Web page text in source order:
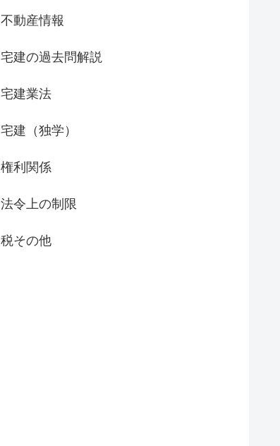
不動産情報
宅建の過去問解説
宅建業法
宅建（独学）
権利関係
法令上の制限
税その他